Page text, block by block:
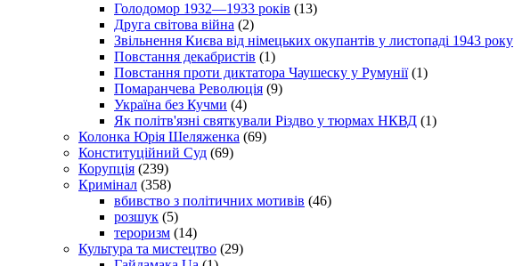
Голодомор 1932—1933 років (13)
Друга світова війна (2)
Звільнення Києва від німецьких окупантів у листопаді 1943 року
Повстання декабристів (1)
Повстання проти диктатора Чаушеску у Румунії(1)
Помаранчева Революція (9)
Україна без Кучми (4)
Як політв'язні святкували Різдво у тюрмах НКВД (1)
Колонка Юрія Шеляженка (69)
Конституційний Суд (69)
Корупція (239)
Кримінал (358)
вбивство з політичних мотивів (46)
розшук (5)
тероризм (14)
Культура та мистецтво (29)